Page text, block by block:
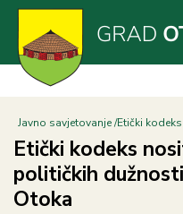
Skoči
glavni
sadržaj
Javno savjetovanje Etički
Etički kodeks
političkih
Otoka